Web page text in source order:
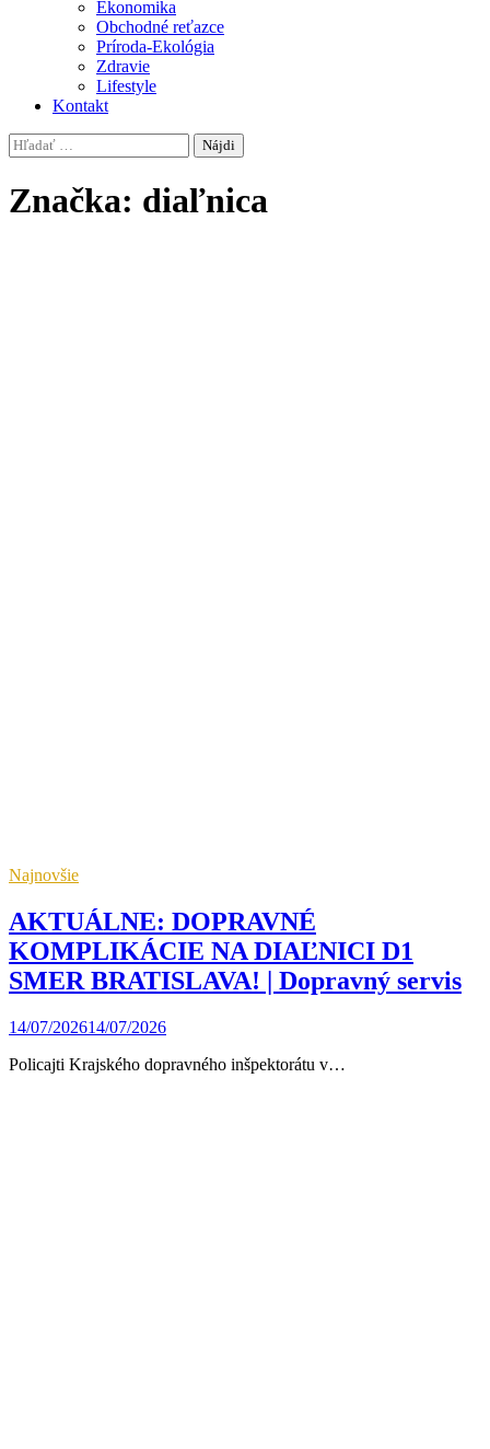
Ekonomika
Obchodné reťazce
Príroda-Ekológia
Zdravie
Lifestyle
Kontakt
Hľadať:
Značka: diaľnica
Najnovšie
AKTUÁLNE: DOPRAVNÉ
KOMPLIKÁCIE NA DIAĽNICI D1
SMER BRATISLAVA! | Dopravný servis
14/07/202614/07/2026
Policajti Krajského dopravného inšpektorátu v…